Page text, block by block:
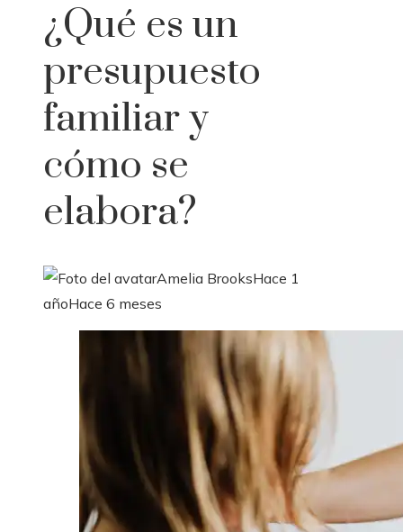
¿Qué es un
presupuesto
familiar y
cómo se
elabora?
Amelia BrooksHace 1
añoHace 6 meses